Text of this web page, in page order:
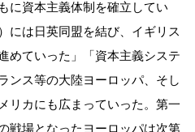
に資本主義体制を確立してい
には日英同盟を結び、イギリス
めていった」「資本主義システ
ンス等の大陸ヨーロッパ、そし
リカにも広まっていった。第一
戦場となったヨーロッパは次第